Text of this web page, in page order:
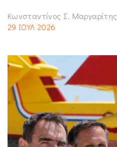
Κωνσταντίνος Σ. Μαργαρίτης
29 ΙΟΥΛ 2026